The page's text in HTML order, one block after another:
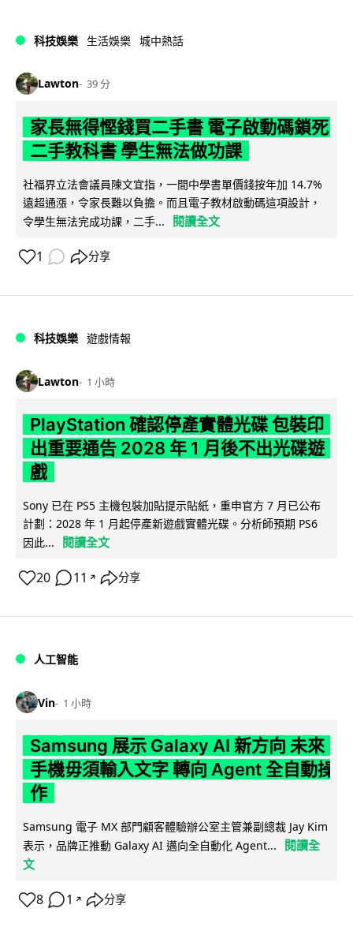
科技娛樂 生活娛樂 城中熱話
Lawton 39 分
家長無得慳錢買二手書 電子啟動碼鎖死
二手教科書 學生無法做功課
社福界立法會議員陳文宜指，一間中學書單價錢按年加 14.7%
遠超通漲，令家長難以負擔。而且電子教材啟動碼這項設計，
令學生無法完成功課，二手...
閱讀全文
1 分享
科技娛樂 遊戲情報
Lawton 1 小時
PlayStation 確認停產實體光碟 包裝印
出重要通告 2028 年 1 月後不出光碟遊
戲
Sony 已在 PS5 主機包裝加貼提示貼紙，重申官方 7 月已公布
計劃：2028 年 1 月起停產新遊戲實體光碟。分析師預期 PS6
因此...
閱讀全文
20 11 ↗ 分享
人工智能
Vin 1 小時
Samsung 展示 Galaxy AI 新方向 未來
手機毋須輸入文字 轉向 Agent 全自動操
作
Samsung 電子 MX 部門顧客體驗辦公室主管兼副總裁 Jay Kim
表示，品牌正推動 Galaxy AI 邁向全自動化 Agent...
閱讀全
文
8 1 ↗ 分享